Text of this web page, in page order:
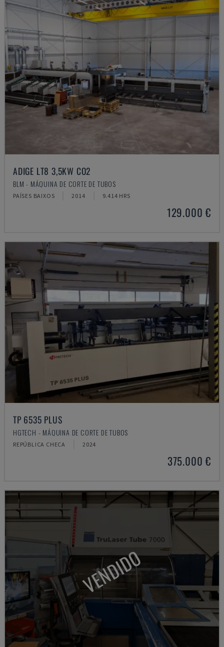
ADIGE LT8 3,5KW CO2
BLM - MÁQUINA DE CORTE DE TUBOS
PAÍSES BAIXOS 2014 9.414 HRS
129.000 €
TP 6535 PLUS
HGTECH - MÁQUINA DE CORTE DE TUBOS
REPÚBLICA CHECA 2024
375.000 €
VENDIDO